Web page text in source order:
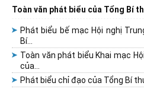
Toàn văn phát biểu của Tổng Bí
Phát biểu bế mạc Hội nghị
Bí...
Toàn văn phát biểu Khai mạc
của...
Phát biểu chỉ đạo của Tổng Bí